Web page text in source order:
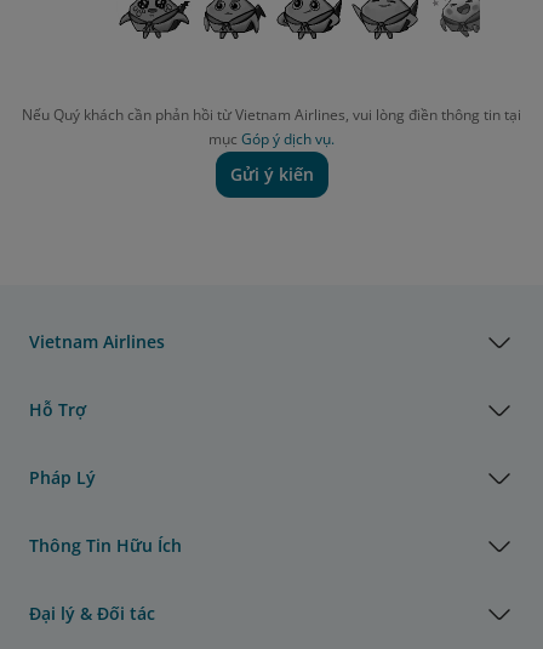
Nếu Quý khách cần phản hồi từ Vietnam Airlines, vui lòng điền thông tin tại
mục Góp ý dịch vụ.
Gửi ý kiến
Vietnam Airlines
Hỗ Trợ
Pháp Lý
Thông Tin Hữu Ích
Đại lý & Đối tác